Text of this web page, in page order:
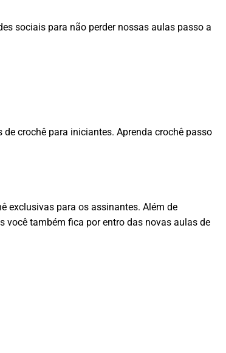
sociais para não perder nossas aulas passo a
crochê para iniciantes. Aprenda crochê passo
exclusivas para os assinantes. Além de
você também fica por entro das novas aulas de